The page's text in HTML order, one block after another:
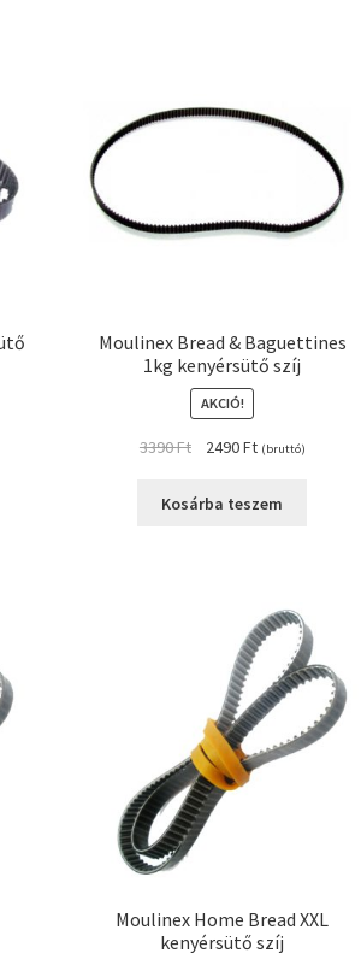
Moulinex Bread & Baguettines
1kg kenyérsütő szíj
AKCIÓ!
3390Ft
Original
was:
2490FtCurrent
is:
(bruttó)
Kosárba teszem
Moulinex Home Bread XXL
kenyérsütő szíj